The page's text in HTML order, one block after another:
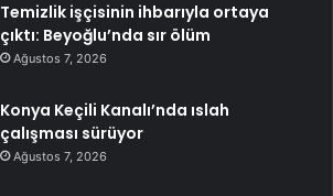
Temizlik işçisinin ihbarıyla ortaya
çıktı: Beyoğlu’nda sır ölüm
Ağustos 7, 2026
Konya Keçili Kanalı’nda ıslah
çalışması sürüyor
Ağustos 7, 2026